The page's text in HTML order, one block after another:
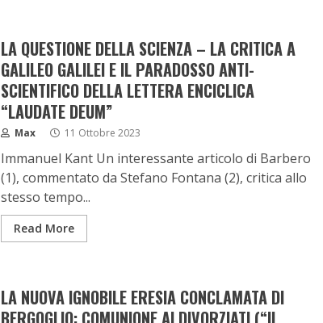
LA QUESTIONE DELLA SCIENZA – LA CRITICA A
GALILEO GALILEI E IL PARADOSSO ANTI-
SCIENTIFICO DELLA LETTERA ENCICLICA
“LAUDATE DEUM”
Max 11 Ottobre 2023
Immanuel Kant Un interessante articolo di Barbero
(1), commentato da Stefano Fontana (2), critica allo
stesso tempo...
Read More
LA NUOVA IGNOBILE ERESIA CONCLAMATA DI
BERGOGLIO: COMUNIONE AI DIVORZIATI (“IL